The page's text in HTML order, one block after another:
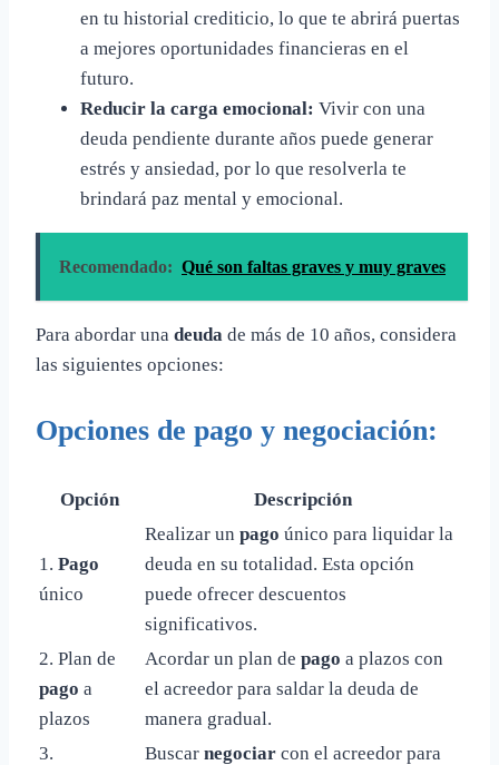
en tu historial crediticio, lo que te abrirá puertas
a mejores oportunidades financieras en el
futuro.
Reducir la carga emocional: Vivir con una
deuda pendiente durante años puede generar
estrés y ansiedad, por lo que resolverla te
brindará paz mental y emocional.
Recomendado: Qué son faltas graves y muy graves
Para abordar una deuda de más de 10 años, considera
las siguientes opciones:
Opciones de pago y negociación:
Opción Descripción
1. Pago
único
Realizar un pago único para liquidar la
deuda en su totalidad. Esta opción
puede ofrecer descuentos
significativos.
2. Plan de
pago a
plazos
Acordar un plan de pago a plazos con
el acreedor para saldar la deuda de
manera gradual.
3.
Buscar negociar con el acreedor para